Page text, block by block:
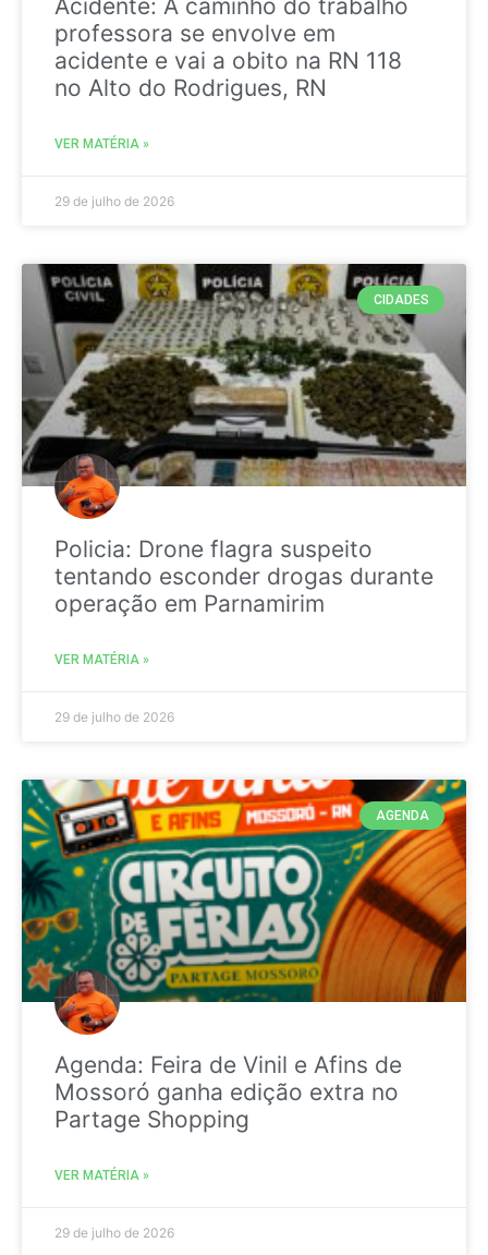
Acidente: A caminho do trabalho
professora se envolve em
acidente e vai a obito na RN 118
no Alto do Rodrigues, RN
VER MATÉRIA »
29 de julho de 2026
CIDADES
Policia: Drone flagra suspeito
tentando esconder drogas durante
operação em Parnamirim
VER MATÉRIA »
29 de julho de 2026
AGENDA
Agenda: Feira de Vinil e Afins de
Mossoró ganha edição extra no
Partage Shopping
VER MATÉRIA »
29 de julho de 2026